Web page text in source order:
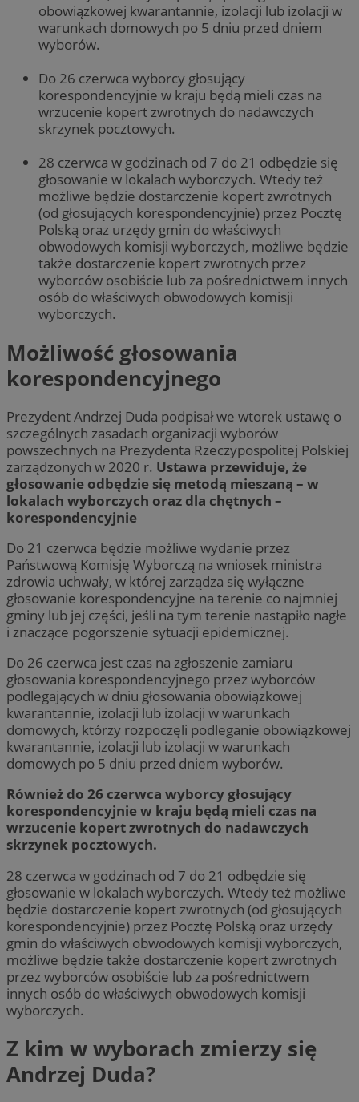
obowiązkowej kwarantannie, izolacji lub izolacji w
warunkach domowych po 5 dniu przed dniem
wyborów.
Do 26 czerwca wyborcy głosujący
korespondencyjnie w kraju będą mieli czas na
wrzucenie kopert zwrotnych do nadawczych
skrzynek pocztowych.
28 czerwca w godzinach od 7 do 21 odbędzie się
głosowanie w lokalach wyborczych. Wtedy też
możliwe będzie dostarczenie kopert zwrotnych
(od głosujących korespondencyjnie) przez Pocztę
Polską oraz urzędy gmin do właściwych
obwodowych komisji wyborczych, możliwe będzie
także dostarczenie kopert zwrotnych przez
wyborców osobiście lub za pośrednictwem innych
osób do właściwych obwodowych komisji
wyborczych.
Możliwość głosowania
korespondencyjnego
Prezydent Andrzej Duda podpisał we wtorek ustawę o
szczególnych zasadach organizacji wyborów
powszechnych na Prezydenta Rzeczypospolitej Polskiej
zarządzonych w 2020 r. Ustawa przewiduje, że
głosowanie odbędzie się metodą mieszaną – w
lokalach wyborczych oraz dla chętnych –
korespondencyjnie
Do 21 czerwca będzie możliwe wydanie przez
Państwową Komisję Wyborczą na wniosek ministra
zdrowia uchwały, w której zarządza się wyłączne
głosowanie korespondencyjne na terenie co najmniej
gminy lub jej części, jeśli na tym terenie nastąpiło nagłe
i znaczące pogorszenie sytuacji epidemicznej.
Do 26 czerwca jest czas na zgłoszenie zamiaru
głosowania korespondencyjnego przez wyborców
podlegających w dniu głosowania obowiązkowej
kwarantannie, izolacji lub izolacji w warunkach
domowych, którzy rozpoczęli podleganie obowiązkowej
kwarantannie, izolacji lub izolacji w warunkach
domowych po 5 dniu przed dniem wyborów.
Również do 26 czerwca wyborcy głosujący
korespondencyjnie w kraju będą mieli czas na
wrzucenie kopert zwrotnych do nadawczych
skrzynek pocztowych.
28 czerwca w godzinach od 7 do 21 odbędzie się
głosowanie w lokalach wyborczych. Wtedy też możliwe
będzie dostarczenie kopert zwrotnych (od głosujących
korespondencyjnie) przez Pocztę Polską oraz urzędy
gmin do właściwych obwodowych komisji wyborczych,
możliwe będzie także dostarczenie kopert zwrotnych
przez wyborców osobiście lub za pośrednictwem
innych osób do właściwych obwodowych komisji
wyborczych.
Z kim w wyborach zmierzy się
Andrzej Duda?